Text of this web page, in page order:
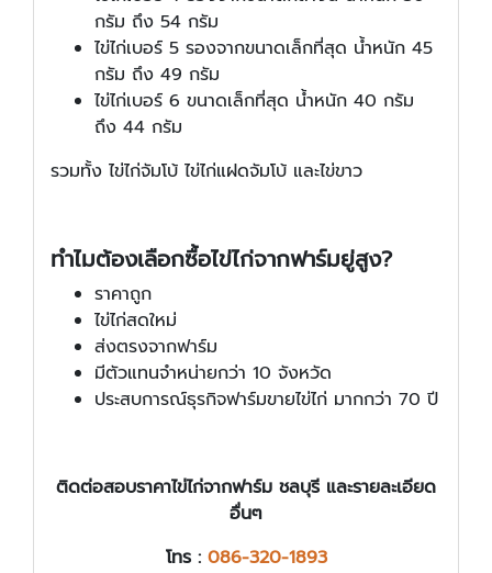
กรัม ถึง 54 กรัม
ไข่ไก่เบอร์ 5 รองจากขนาดเล็กที่สุด น้ำหนัก 45
กรัม ถึง 49 กรัม
ไข่ไก่เบอร์ 6 ขนาดเล็กที่สุด น้ำหนัก 40 กรัม
ถึง 44 กรัม
รวมทั้ง ไข่ไก่จัมโบ้ ไข่ไก่แฝดจัมโบ้ และไข่ขาว
ทำไมต้องเลือกซื้อไข่ไก่จากฟาร์มยู่สูง?
ราคาถูก
ไข่ไก่สดใหม่
ส่งตรงจากฟาร์ม
มีตัวแทนจำหน่ายกว่า 10 จังหวัด
ประสบการณ์ธุรกิจฟาร์มขายไข่ไก่ มากกว่า 70 ปี
ติดต่อสอบราคาไข่ไก่จากฟาร์ม ชลบุรี และรายละเอียด
อื่นๆ
โทร : 086-320-1893